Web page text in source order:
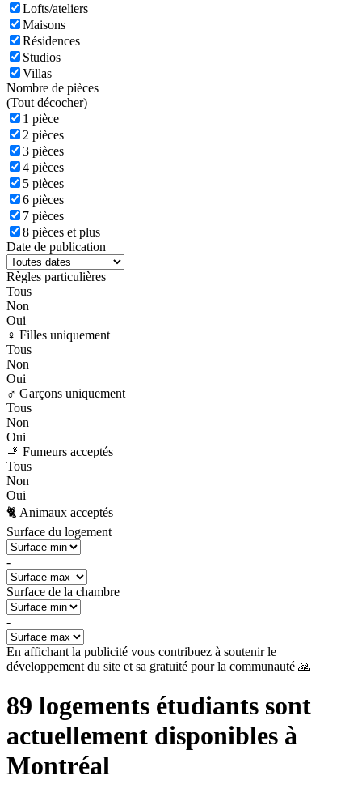
Lofts/ateliers
Maisons
Résidences
Studios
Villas
Nombre de pièces
(Tout décocher)
1 pièce
2 pièces
3 pièces
4 pièces
5 pièces
6 pièces
7 pièces
8 pièces et plus
Date de publication
Règles particulières
Tous
Non
Oui
♀️ Filles uniquement
Tous
Non
Oui
♂️ Garçons uniquement
Tous
Non
Oui
🚬 Fumeurs acceptés
Tous
Non
Oui
🐈 Animaux acceptés
Surface du logement
-
Surface de la chambre
-
En affichant la publicité vous contribuez à soutenir le
développement du site et sa gratuité pour la communauté 🙏
89 logements étudiants sont
actuellement disponibles à
Montréal